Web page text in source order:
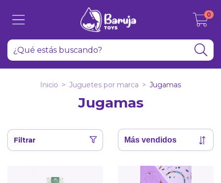
0
Inicio > Juguetes por marca > Jugamas
Jugamas
Filtrar